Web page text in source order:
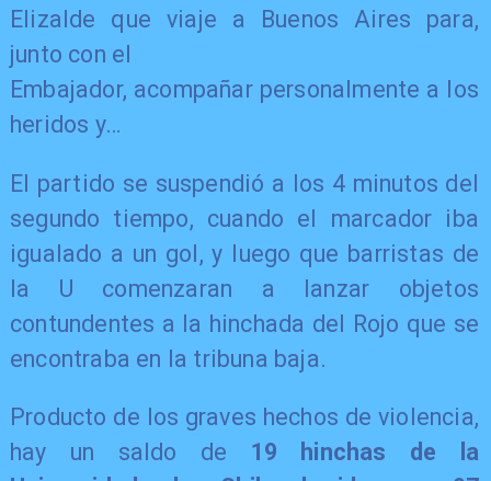
Elizalde que viaje a Buenos Aires para,
junto con el
Embajador, acompañar personalmente a los
heridos y…
El partido se suspendió a los 4 minutos del
segundo tiempo, cuando el marcador iba
igualado a un gol, y luego que barristas de
la U comenzaran a lanzar objetos
contundentes a la hinchada del Rojo que se
encontraba en la tribuna baja.
Producto de los graves hechos de violencia,
hay un saldo de 19 hinchas de la